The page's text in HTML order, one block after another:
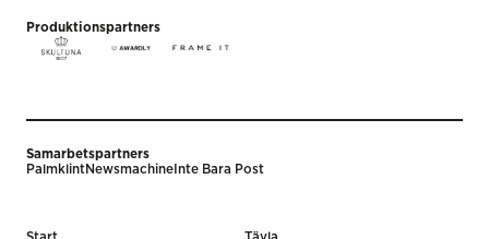
Produktionspartners
Samarbetspartners
PalmklintNewsmachine Inte Bara Post